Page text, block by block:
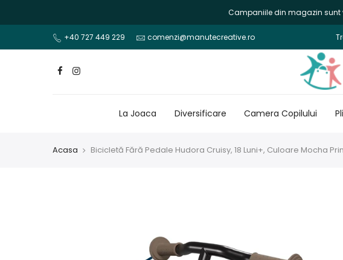
Campaniile din magazin sunt
+40 727 449 229 comenzi@manutecreative.ro
La Joaca Diversificare Camera Copilului
Acasa Bicicletă Fără Pedale Hudora Cruisy, 18 Luni+, Culoare Mocha